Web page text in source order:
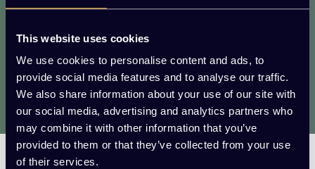
This website uses cookies
We use cookies to personalise content and ads, to
provide social media features and to analyse our traffic.
We also share information about your use of our site with
our social media, advertising and analytics partners who
may combine it with other information that you’ve
provided to them or that they’ve collected from your use
of their services.
We helpen je graag. Raadpleeg onze
klantenservice.